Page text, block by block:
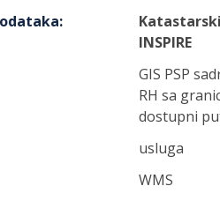
:
INSPIRE
GIS PSP
RH sa
dostupni
usluga
WMS